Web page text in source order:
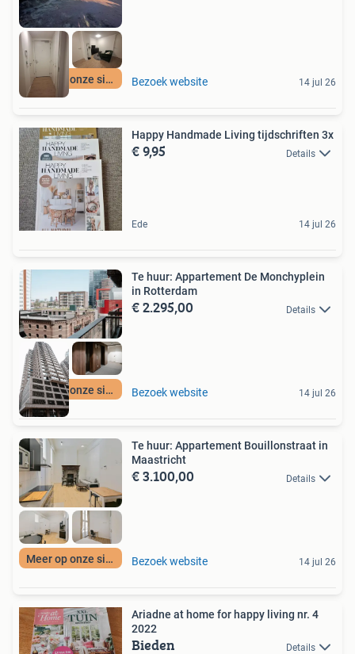
Meer op onze site Bezoek website 14 jul 26
Happy Handmade Living tijdschriften 3x
€ 9,95 Details
Ede 14 jul 26
Meer op onze site
Te huur: Appartement De Monchyplein
in Rotterdam
€ 2.295,00 Details
Bezoek website 14 jul 26
Meer op onze site
Te huur: Appartement Bouillonstraat in
Maastricht
€ 3.100,00 Details
Bezoek website 14 jul 26
Ariadne at home for happy living nr. 4
2022
Bieden Details